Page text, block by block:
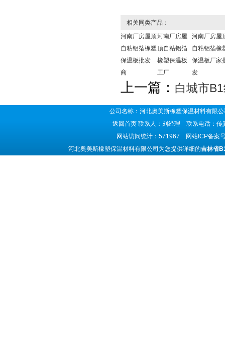
相关同类产品：
河南厂房屋顶
自粘铝箔橡塑
保温板批发
商
河南厂房屋
顶自粘铝箔
橡塑保温板
工厂
河南厂房屋
自粘铝箔橡
保温板厂家
发
上一篇： 白城市
公司名称：河北奥美斯橡塑保温材料有
返回首页 联系人：刘经理 联系电话：
网站访问统计：571967 网站ICP备案
河北奥美斯橡塑保温材料有限公司为您提供详细的吉林省